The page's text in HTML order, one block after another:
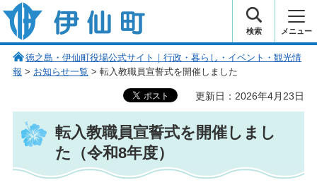
伊仙町 健康・長寿と子宝の町
検索 メニュー
徳之島・伊仙町役場公式サイト｜行政・暮らし・イベント・観光情
報 > お知らせ一覧 > 転入教職員宣誓式を開催しました
更新日：2026年4月23日
転入教職員宣誓式を開催しまし
た（令和8年度）